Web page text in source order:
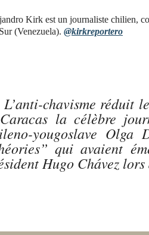
Kirk est un journaliste chilien,
(Venezuela). @kirkreportero
chavisme réduit
la célèbre
yougoslave Olga
qui avaient
Hugo Chávez